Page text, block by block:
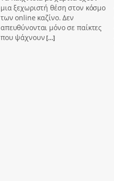
μια ξεχωριστή θέση στον κόσμο
των online καζίνο. Δεν
απευθύνονται μόνο σε παίκτες
που ψάχνουν[…]